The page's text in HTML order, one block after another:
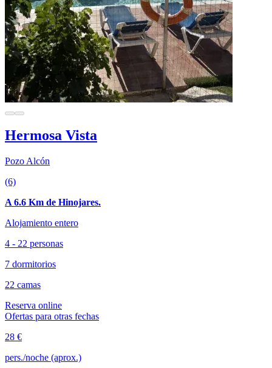
Hermosa Vista
Pozo Alcón
(6)
A 6.6 Km de Hinojares.
Alojamiento entero
4 - 22 personas
7 dormitorios
22 camas
Reserva online
Ofertas para otras fechas
28 €
pers./noche (aprox.)